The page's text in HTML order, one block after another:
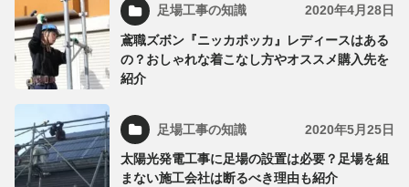
足場工事の知識 2020年4月28日
鳶職ズボン『ニッカポッカ』レディースはある
の？おしゃれな着こなし方やオススメ購入先を
紹介
足場工事の知識 2020年5月25日
太陽光発電工事に足場の設置は必要？足場を組
まない施工会社は断るべき理由も紹介